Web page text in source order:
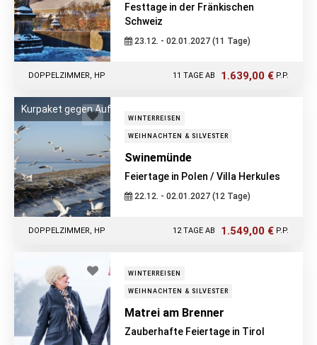
Festtage in der Fränkischen
Schweiz
23.12. - 02.01.2027 (11 Tage)
11 TAGE AB 1.639,00 € P.P.
DOPPELZIMMER, HP
Kurpaket gegen Aufpreis zubuchbar!
WINTERREISEN
WEIHNACHTEN & SILVESTER
Swinemünde
Feiertage in Polen / Villa Herkules
22.12. - 02.01.2027 (12 Tage)
12 TAGE AB 1.549,00 € P.P.
DOPPELZIMMER, HP
WINTERREISEN
WEIHNACHTEN & SILVESTER
Matrei am Brenner
Zauberhafte Feiertage in Tirol